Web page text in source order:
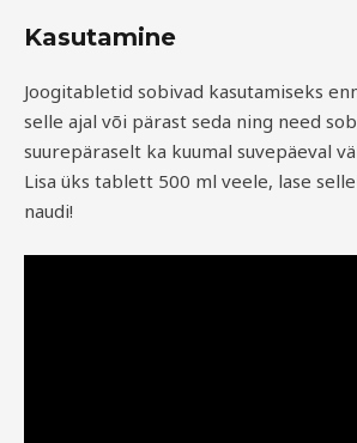
Kasutamine
Joogitabletid sobivad kasutamiseks
selle ajal või pärast seda ning need
suurepäraselt ka kuumal suvepäeval
Lisa üks tablett 500 ml veele, lase
naudi!